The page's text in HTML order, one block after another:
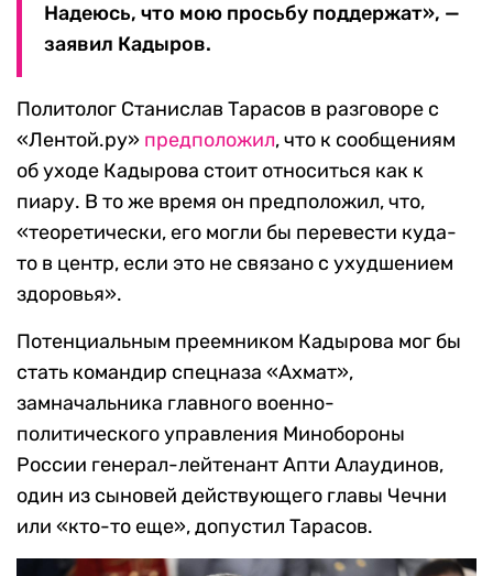
Надеюсь, что мою просьбу поддержат», —
заявил Кадыров.
Политолог Станислав Тарасов в разговоре с
«Лентой.ру» предположил, что к сообщениям
об уходе Кадырова стоит относиться как к
пиару. В то же время он предположил, что,
«теоретически, его могли бы перевести куда-
то в центр, если это не связано с ухудшением
здоровья».
Потенциальным преемником Кадырова мог бы
стать командир спецназа «Ахмат»,
замначальника главного военно-
политического управления Минобороны
России генерал-лейтенант Апти Алаудинов,
один из сыновей действующего главы Чечни
или «кто-то еще», допустил Тарасов.